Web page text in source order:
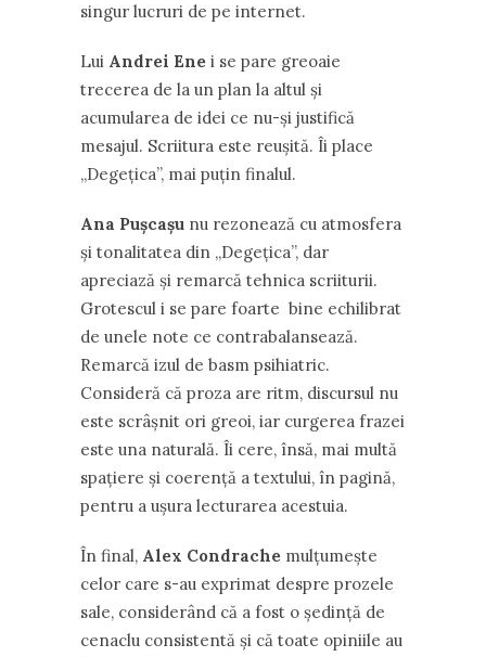
singur lucruri de pe internet.
Lui Andrei Ene i se pare greoaie
trecerea de la un plan la altul şi
acumularea de idei ce nu-şi justifică
mesajul. Scriitura este reuşită. Îi place
,,Degeţica”, mai puţin finalul.
Ana Puşcaşu nu rezonează cu atmosfera
şi tonalitatea din ,,Degeţica”, dar
apreciază şi remarcă tehnica scriiturii.
Grotescul i se pare foarte bine echilibrat
de unele note ce contrabalansează.
Remarcă izul de basm psihiatric.
Consideră că proza are ritm, discursul nu
este scrâşnit ori greoi, iar curgerea frazei
este una naturală. Îi cere, însă, mai multă
spaţiere şi coerenţă a textului, în pagină,
pentru a uşura lecturarea acestuia.
În final, Alex Condrache mulţumeşte
celor care s-au exprimat despre prozele
sale, considerând că a fost o şedinţă de
cenaclu consistentă şi că toate opiniile au